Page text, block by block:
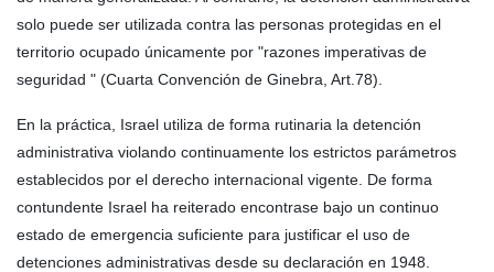
solo puede ser utilizada contra las personas protegidas en el
territorio ocupado únicamente por "razones imperativas de
seguridad " (Cuarta Convención de Ginebra, Art.78).
En la práctica, Israel utiliza de forma rutinaria la detención
administrativa violando continuamente los estrictos parámetros
establecidos por el derecho internacional vigente. De forma
contundente Israel ha reiterado encontrase bajo un continuo
estado de emergencia suficiente para justificar el uso de
detenciones administrativas desde su declaración en 1948.